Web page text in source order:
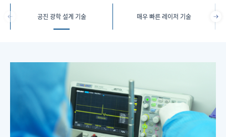
공진 광학 설계 기술 매우 빠른 레이저 기술